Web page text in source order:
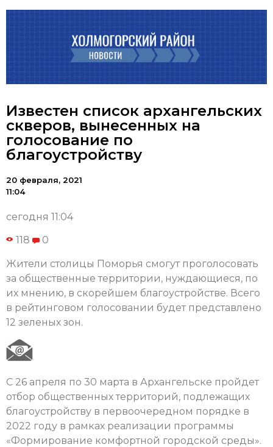
Известен список архангельских
скверов, вынесенных на
голосование по
благоустройству
20 февраля, 2021
11:04
сегодня 11:04
118 0
Жители столицы Поморья смогут проголосовать
за общественные территории, нуждающиеся, по
их мнению, в скорейшем благоустройстве. Всего
в рейтинговом голосовании будет представлено
12 зеленых зон.
С 26 апреля по 30 марта в Архангельске пройдет
отбор общественных территорий, подлежащих
благоустройству в первоочередном порядке в
2022 году в рамках реализации программы
«Формирование комфортной городской среды».